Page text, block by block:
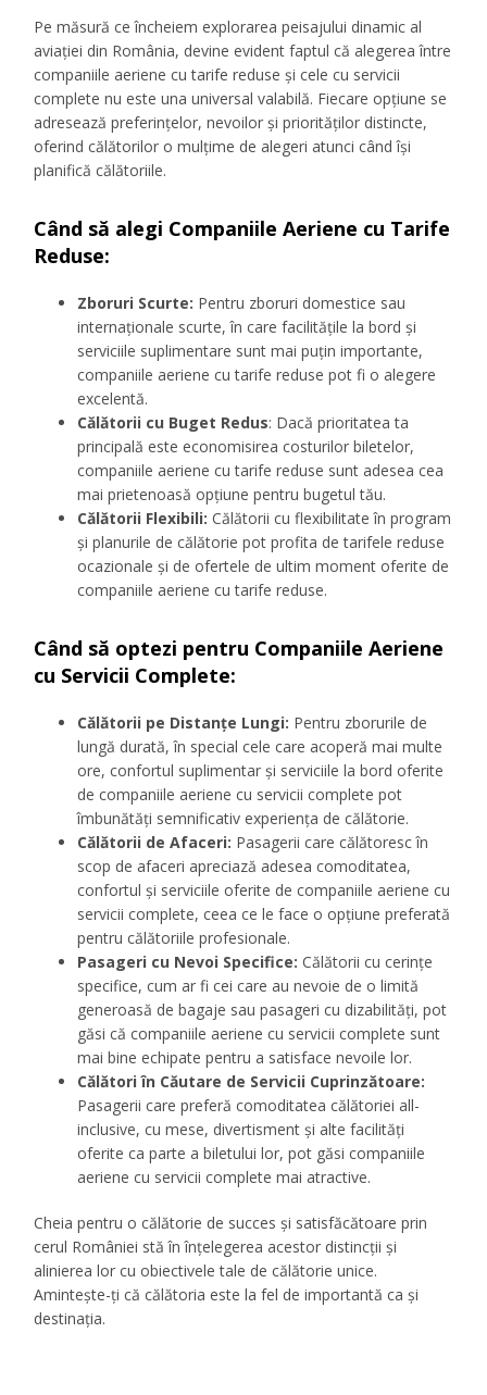
Pe măsură ce încheiem explorarea peisajului dinamic al
aviației din România, devine evident faptul că alegerea între
companiile aeriene cu tarife reduse și cele cu servicii
complete nu este una universal valabilă. Fiecare opțiune se
adresează preferințelor, nevoilor și priorităților distincte,
oferind călătorilor o mulțime de alegeri atunci când își
planifică călătoriile.
Când să alegi Companiile Aeriene cu Tarife
Reduse:
Zboruri Scurte: Pentru zboruri domestice sau
internaționale scurte, în care facilitățile la bord și
serviciile suplimentare sunt mai puțin importante,
companiile aeriene cu tarife reduse pot fi o alegere
excelentă.
Călătorii cu Buget Redus: Dacă prioritatea ta
principală este economisirea costurilor biletelor,
companiile aeriene cu tarife reduse sunt adesea cea
mai prietenoasă opțiune pentru bugetul tău.
Călătorii Flexibili: Călătorii cu flexibilitate în program
și planurile de călătorie pot profita de tarifele reduse
ocazionale și de ofertele de ultim moment oferite de
companiile aeriene cu tarife reduse.
Când să optezi pentru Companiile Aeriene
cu Servicii Complete:
Călătorii pe Distanțe Lungi: Pentru zborurile de
lungă durată, în special cele care acoperă mai multe
ore, confortul suplimentar și serviciile la bord oferite
de companiile aeriene cu servicii complete pot
îmbunătăți semnificativ experiența de călătorie.
Călătorii de Afaceri: Pasagerii care călătoresc în
scop de afaceri apreciază adesea comoditatea,
confortul și serviciile oferite de companiile aeriene cu
servicii complete, ceea ce le face o opțiune preferată
pentru călătoriile profesionale.
Pasageri cu Nevoi Specifice: Călătorii cu cerințe
specifice, cum ar fi cei care au nevoie de o limită
generoasă de bagaje sau pasageri cu dizabilități, pot
găsi că companiile aeriene cu servicii complete sunt
mai bine echipate pentru a satisface nevoile lor.
Călători în Căutare de Servicii Cuprinzătoare:
Pasagerii care preferă comoditatea călătoriei all-
inclusive, cu mese, divertisment și alte facilități
oferite ca parte a biletului lor, pot găsi companiile
aeriene cu servicii complete mai atractive.
Cheia pentru o călătorie de succes și satisfăcătoare prin
cerul României stă în înțelegerea acestor distincții și
alinierea lor cu obiectivele tale de călătorie unice.
Amintește-ți că călătoria este la fel de importantă ca și
destinația.